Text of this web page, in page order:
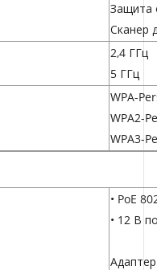
Защита
Сканер
2,4 ГГц
5 ГГц
WPA-
WPA2-
WPA3-
• PoE
• 12 В